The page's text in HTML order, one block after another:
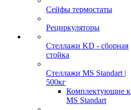
Сейфы термостаты
Рециркуляторы
Стеллажи KD - сборная
стойка
Стеллажи MS Standart |
500кг
Комплектующие к
MS Standart